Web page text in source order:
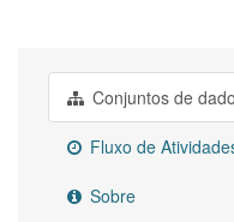
Conjuntos de
Fluxo de
Sobre